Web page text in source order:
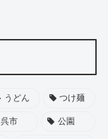
うどん つけ麺
呉市 公園